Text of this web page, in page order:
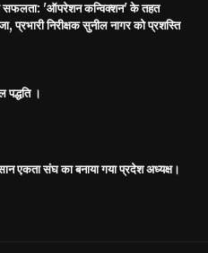
सफलता: 'ऑपरेशन कन्विक्शन' के तहत
प्रभारी निरीक्षक सुनील नागर को प्रशस्ति
।
एकता संघ का बनाया गया प्रदेश अध्यक्ष।